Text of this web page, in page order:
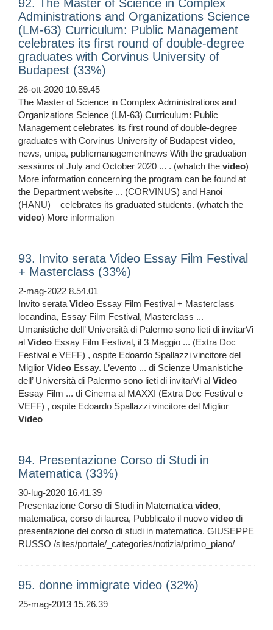
92. The Master of Science in Complex
Administrations and Organizations Science
(LM-63) Curriculum: Public Management
celebrates its first round of double-degree
graduates with Corvinus University of
Budapest (33%)
26-ott-2020 10.59.45
The Master of Science in Complex Administrations and
Organizations Science (LM-63) Curriculum: Public
Management celebrates its first round of double-degree
graduates with Corvinus University of Budapest video,
news, unipa, publicmanagementnews With the graduation
sessions of July and October 2020 ... . (whatch the video)
More information concerning the program can be found at
the Department website ... (CORVINUS) and Hanoi
(HANU) – celebrates its graduated students. (whatch the
video) More information
93. Invito serata Video Essay Film Festival
+ Masterclass (33%)
2-mag-2022 8.54.01
Invito serataVideo Essay Film Festival + Masterclass
locandina, Essay Film Festival, Masterclass ...
Umanistiche dell’ Università di Palermo sono lieti di invitarVi
al Video Essay Film Festival, il 3 Maggio ... (Extra Doc
Festival e VEFF) , ospite Edoardo Spallazzi vincitore del
Miglior Video Essay. L’evento ... di Scienze Umanistiche
dell’ Università di Palermo sono lieti di invitarVi al Video
Essay Film ... di Cinema al MAXXI (Extra Doc Festival e
VEFF) , ospite Edoardo Spallazzi vincitore del Miglior
Video
94. Presentazione Corso di Studi in
Matematica (33%)
30-lug-2020 16.41.39
Presentazione Corso di Studi in Matematicavideo,
matematica, corso di laurea, Pubblicato il nuovo video di
presentazione del corso di studi in matematica. GIUSEPPE
RUSSO /sites/portale/_categories/notizia/primo_piano/
95. donne immigrate video (32%)
25-mag-2013 15.26.39